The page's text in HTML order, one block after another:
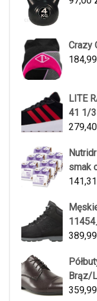
Crazy
184,99
LITE
41 1/3
279,40
smak
141,31
389,99
Brąz/
359,99